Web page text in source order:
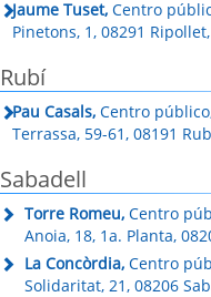
Jaume Tuset, Centro
Pinetons, 1, 08291
Rubí
Pau Casals, Centro
Terrassa, 59-61, 08191
Sabadell
Torre Romeu, Centro
Anoia, 18, 1a. Planta,
La Concòrdia, Centro
Solidaritat, 21, 08206